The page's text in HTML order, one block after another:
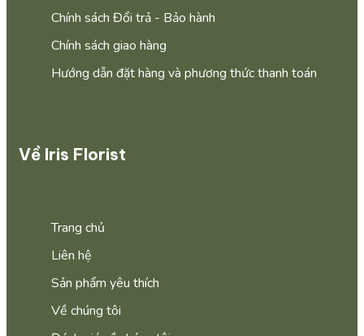
Chính sách Đổi trả - Bảo hành
Chính sách giao hàng
Hướng dẫn đặt hàng và phương thức thanh toán
Về Iris Florist
Trang chủ
Liên hệ
Sản phẩm yêu thích
Về chúng tôi